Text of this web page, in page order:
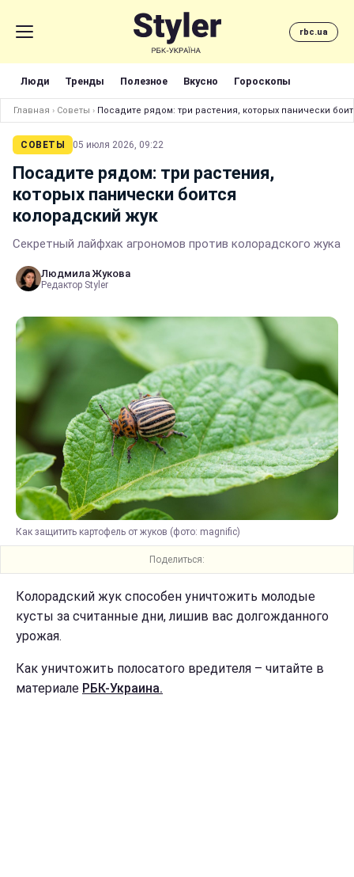
rbc.ua
Люди Тренды Полезное Вкусно Гороскопы
Главная › Советы › Посадите рядом: три растения, которых панически
СОВЕТЫ 05 июля 2026, 09:22
Посадите рядом: три растения,
которых панически боится
колорадский жук
Секретный лайфхак агрономов против колорадского жука
Людмила Жукова
Редактор Styler
Как защитить картофель от жуков (фото: magnific)
Поделиться:
Колорадский жук способен уничтожить молодые
кусты за считанные дни, лишив вас долгожданного
урожая.
Как уничтожить полосатого вредителя – читайте в
материале РБК-Украина.